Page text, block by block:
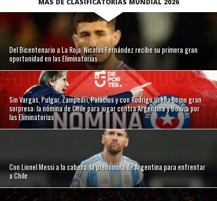
MÁS DE CLASIFICATORIAS MUNDIAL 2026
Del Bicentenario a La Roja: Nicolás Fernández recibe su primera gran
oportunidad en las Eliminatorias
Sin Vargas, Pulgar, Zampedri, Palacios y con Rodrigo Ureña como gran
sorpresa: la nómina de Chile para jugar contra Argentina y Bolivia por
las Eliminatorias
Con Lionel Messi a la cabeza: la prenómina de Argentina para enfrentar
a Chile